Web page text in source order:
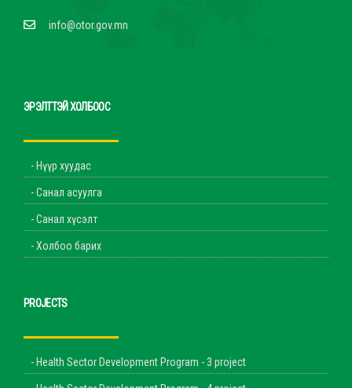
info@otor.gov.mn
ЭРЭЛТТЭЙ ХОЛБООС
- Нүүр хуудас
- Санал асуулга
- Санал хүсэлт
- Холбоо барих
PROJECTS
- Health Sector Development Program - 3 project